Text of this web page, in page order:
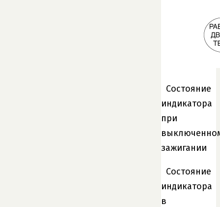
Состояние
индикатора
при
зажигании
Состояние
индикатора
в